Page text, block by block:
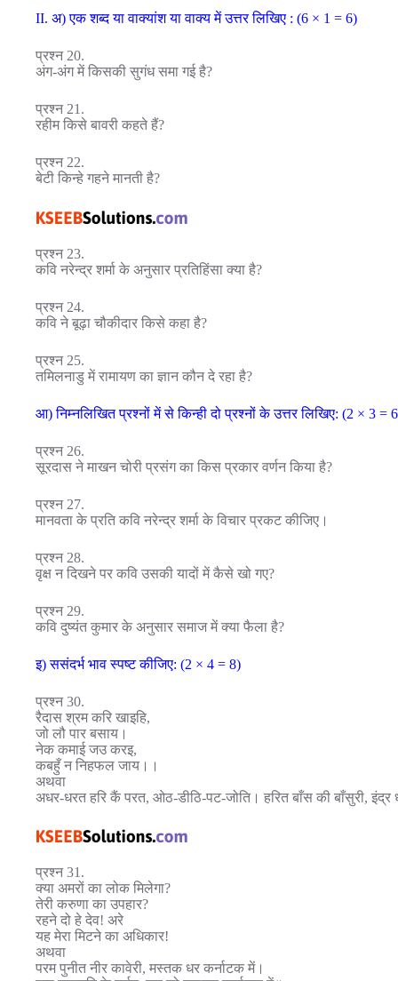
II. अ) एक शब्द या वाक्यांश या वाक्य में उत्तर लिखिए : (6 × 1 = 6)
प्रश्न 20.
अंग-अंग में किसकी सुगंध समा गई है?
प्रश्न 21.
रहीम किसे बावरी कहते हैं?
प्रश्न 22.
बेटी किन्हे गहने मानती है?
प्रश्न 23.
कवि नरेन्द्र शर्मा के अनुसार प्रतिहिंसा क्या है?
प्रश्न 24.
कवि ने बूढ़ा चौकीदार किसे कहा है?
प्रश्न 25.
तमिलनाडु में रामायण का ज्ञान कौन दे रहा है?
आ) निम्नलिखित प्रश्नों में से किन्ही दो प्रश्नों के उत्तर लिखिए: (2 × 3 =
प्रश्न 26.
सूरदास ने माखन चोरी प्रसंग का किस प्रकार वर्णन किया है?
प्रश्न 27.
मानवता के प्रति कवि नरेन्द्र शर्मा के विचार प्रकट कीजिए।
प्रश्न 28.
वृक्ष न दिखने पर कवि उसकी यादों में कैसे खो गए?
प्रश्न 29.
कवि दुष्यंत कुमार के अनुसार समाज में क्या फैला है?
इ) ससंदर्भ भाव स्पष्ट कीजिए: (2 × 4 = 8)
प्रश्न 30.
रैदास श्रम करि खाइहि,
जो लौ पार बसाय।
नेक कमाई जउ करइ,
कबहुँ न निहफल जाय।।
अथवा
अधर-धरत हरि कैं परत, ओठ-डीठि-पट-जोति। हरित बाँस की बाँसुरी, इंद्र
प्रश्न 31.
क्या अमरों का लोक मिलेगा?
तेरी करुणा का उपहार?
रहने दो हे देव! अरे
यह मेरा मिटने का अधिकार!
अथवा
परम पुनीत नीर कावेरी, मस्तक धर कर्नाटक में।